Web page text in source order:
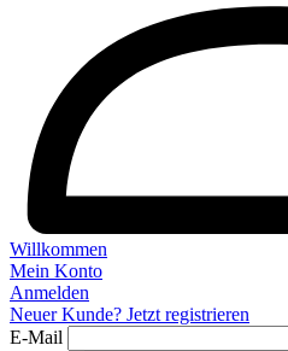
Willkommen
Mein Konto
Anmelden
Neuer Kunde? Jetzt registrieren
E-Mail